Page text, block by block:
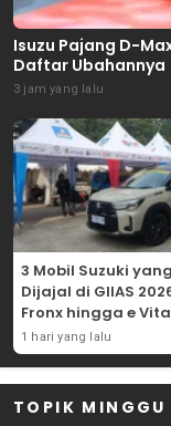
Isuzu Pajang D-
Daftar Ubahannya
3 jam yang lalu
3 Mobil Suzuki
Dijajal di GIIAS
Fronx hingga e
1 hari yang lalu
TOPIK MINGGU